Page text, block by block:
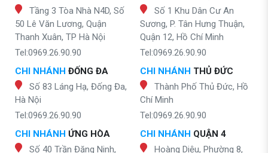
Tầng 3 Tòa Nhà N4D, Số
50 Lê Văn Lương, Quận
Thanh Xuân, TP Hà Nội
Tel:0969.26.90.90
CHI NHÁNH ĐỐNG ĐA
Số 83 Láng Hạ, Đống Đa,
Hà Nội
Tel:0969.26.90.90
CHI NHÁNH ỨNG HÒA
Số 40 Trần Đăng Ninh,
Số 1 Khu Dân Cư An
Sương, P. Tân Hưng Thuận,
Quận 12, Hồ Chí Minh
Tel:0969.26.90.90
CHI NHÁNH THỦ ĐỨC
Thành Phố Thủ Đức, Hồ
Chí Minh
Tel:0969.26.90.90
CHI NHÁNH QUẬN 4
Hoàng Diệu, Phường 8,